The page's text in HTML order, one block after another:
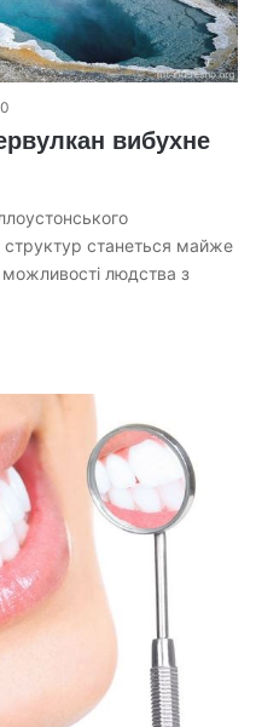
0
вибухне
структур станеться майже
людства з